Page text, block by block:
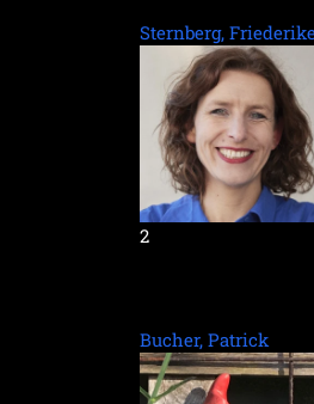
Sternberg,
2
Bucher, Patrick